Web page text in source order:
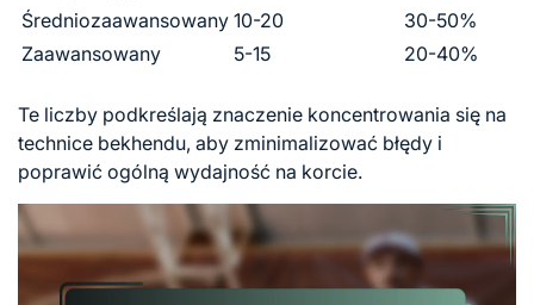
Średniozaawansowany 10-20
30-50%
Zaawansowany
5-15 20-40%
Te liczby podkreślają znaczenie koncentrowania się na
technice bekhendu, aby zminimalizować błędy i
poprawić ogólną wydajność na korcie.